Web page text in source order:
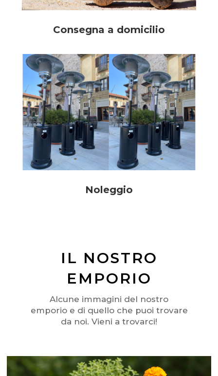
Consegna a domicilio
Noleggio
IL NOSTRO
EMPORIO
Alcune immagini del nostro
emporio e di quello che puoi trovare
da noi. Vieni a trovarci!